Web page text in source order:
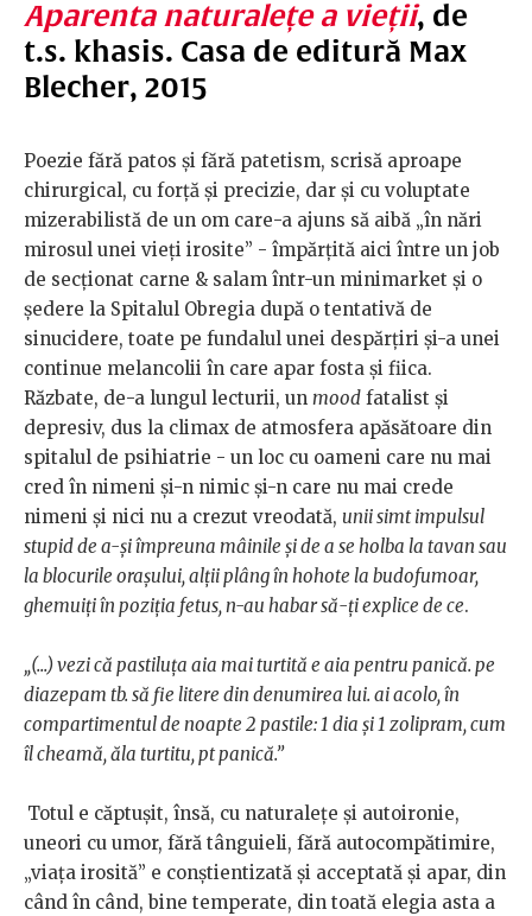
Aparenta naturalețe a vieții, de
t.s. khasis. Casa de editură Max
Blecher, 2015
Poezie fără patos şi fără patetism, scrisă aproape
chirurgical, cu forţă şi precizie, dar şi cu voluptate
mizerabilistă de un om care-a ajuns să aibă „în nări
mirosul unei vieţi irosite” - împărţită aici între un job
de secţionat carne & salam într-un minimarket şi o
şedere la Spitalul Obregia după o tentativă de
sinucidere, toate pe fundalul unei despărţiri şi-a unei
continue melancolii în care apar fosta şi fiica.
Răzbate, de-a lungul lecturii, un mood fatalist şi
depresiv, dus la climax de atmosfera apăsătoare din
spitalul de psihiatrie - un loc cu oameni care nu mai
cred în nimeni şi-n nimic şi-n care nu mai crede
nimeni şi nici nu a crezut vreodată, unii simt impulsul
stupid de a-şi împreuna mâinile şi de a se holba la tavan sau
la blocurile oraşului, alţii plâng în hohote la budofumoar,
ghemuiţi în poziţia fetus, n-au habar să-ţi explice de ce.
„(...)vezi că pastiluţa aia mai turtită e aia pentru panică. pe
diazepam tb. să fie litere din denumirea lui. ai acolo, în
compartimentul de noapte 2 pastile: 1 dia şi 1 zolipram, cum
îl cheamă, ăla turtitu, pt panică.”
Totul e căptuşit, însă, cu naturaleţe şi autoironie,
uneori cu umor, fără tânguieli, fără autocompătimire,
„viaţa irosită” e conştientizată şi acceptată şi apar, din
când în când, bine temperate, din toată elegia asta a